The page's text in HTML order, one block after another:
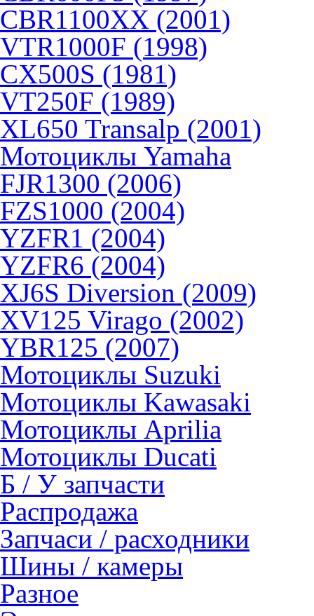
CBR1100XX (2001)
VTR1000F (1998)
CX500S (1981)
VT250F (1989)
XL650 Transalp (2001)
Мотоциклы Yamaha
FJR1300 (2006)
FZS1000 (2004)
YZFR1 (2004)
YZFR6 (2004)
XJ6S Diversion (2009)
XV125 Virago (2002)
YBR125 (2007)
Мотоциклы Suzuki
Мотоциклы Kawasaki
Мотоциклы Aprilia
Мотоциклы Ducati
Б / У запчасти
Распродажа
Запчаси / расходники
Шины / камеры
Разное